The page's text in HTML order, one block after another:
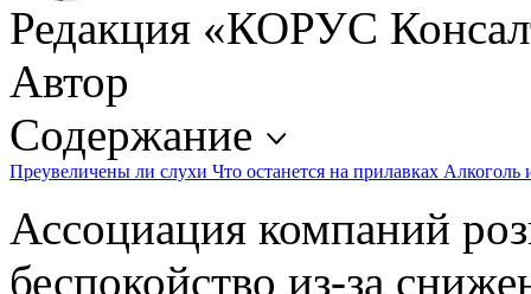
Редакция «КОРУС
Автор
Содержание
Преувеличены ли слухи Что останется на прилавках Алкоголь
Ассоциация компаний
беспокойство из-за